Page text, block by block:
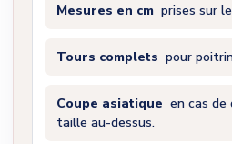
Mesures en cm prises sur
Tours complets pour
Coupe asiatique en cas de
taille au-dessus.